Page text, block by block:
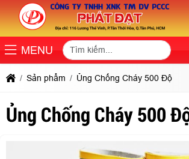
MENU
Sản phẩm Ủng Chống Cháy 500 Độ
Ủng Chống Cháy 500